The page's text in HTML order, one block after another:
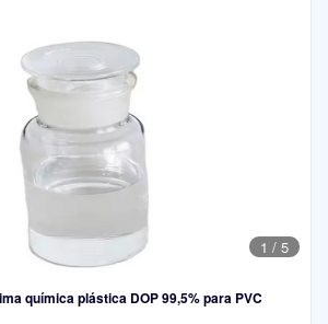
1 / 5
química plástica DOP 99,5% para PVC